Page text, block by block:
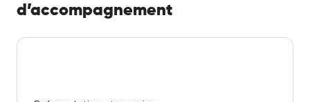
d’accompagnement